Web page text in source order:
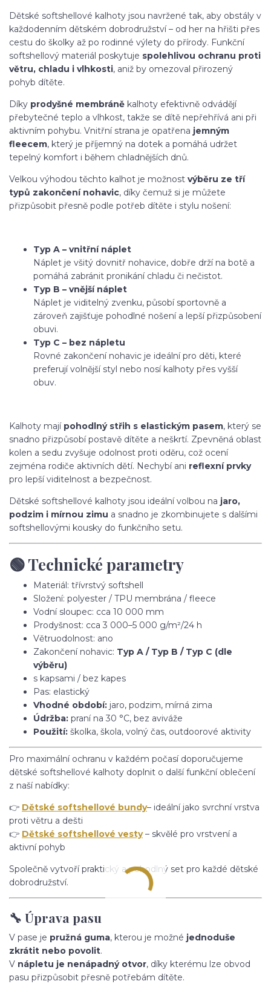
Dětské softshellové kalhoty jsou navržené tak, aby obstály v
každodenním dětském dobrodružství – od her na hřišti přes
cestu do školky až po rodinné výlety do přírody. Funkční
softshellový materiál poskytuje spolehlivou ochranu proti
větru, chladu i vlhkosti, aniž by omezoval přirozený
pohyb dítěte.
Díky prodyšné membráně kalhoty efektivně odvádějí
přebytečné teplo a vlhkost, takže se dítě nepřehřívá ani při
aktivním pohybu. Vnitřní strana je opatřena jemným
fleecem, který je příjemný na dotek a pomáhá udržet
tepelný komfort i během chladnějších dnů.
Velkou výhodou těchto kalhot je možnost výběru ze tří
typů zakončení nohavic, díky čemuž si je můžete
přizpůsobit přesně podle potřeb dítěte i stylu nošení:
Typ A – vnitřní náplet
Náplet je všitý dovnitř nohavice, dobře drží na botě a
pomáhá zabránit pronikání chladu či nečistot.
Typ B – vnější náplet
Náplet je viditelný zvenku, působí sportovně a
zároveň zajišťuje pohodlné nošení a lepší přizpůsobení
obuvi.
Typ C – bez nápletu
Rovné zakončení nohavic je ideální pro děti, které
preferují volnější styl nebo nosí kalhoty přes vyšší
obuv.
Kalhoty mají pohodlný střih s elastickým pasem, který se
snadno přizpůsobí postavě dítěte a neškrtí. Zpevněná oblast
kolen a sedu zvyšuje odolnost proti oděru, což ocení
zejména rodiče aktivních dětí. Nechybí ani reflexní prvky
pro lepší viditelnost a bezpečnost.
Dětské softshellové kalhoty jsou ideální volbou na jaro,
podzim i mírnou zimu a snadno je zkombinujete s dalšími
softshellovými kousky do funkčního setu.
🟢 Technické parametry
Materiál: třívrstvý softshell
Složení: polyester / TPU membrána / fleece
Vodní sloupec: cca 10 000 mm
Prodyšnost: cca 3 000–5 000 g/m²/24 h
Větruodolnost: ano
Zakončení nohavic: Typ A / Typ B / Typ C (dle
výběru)
s kapsami / bez kapes
Pas: elastický
Vhodné období: jaro, podzim, mírná zima
Údržba: praní na 30 °C, bez aviváže
Použití: školka, škola, volný čas, outdoorové aktivity
Pro maximální ochranu v každém počasí doporučujeme
dětské softshellové kalhoty doplnit o další funkční oblečení
z naší nabídky:
👉 Dětské softshellové bundy– ideální jako svrchní vrstva
proti větru a dešti
👉 Dětské softshellové vesty– skvělé pro vrstvení a
aktivní pohyb
Společně vytvoří praktický a pohodlný set pro každé dětské
dobrodružství.
🔧 Úprava pasu
V pase je pružná guma, kterou je možné jednoduše
zkrátit nebo povolit.
V nápletu je nenápadný otvor, díky kterému lze obvod
pasu přizpůsobit přesně potřebám dítěte.